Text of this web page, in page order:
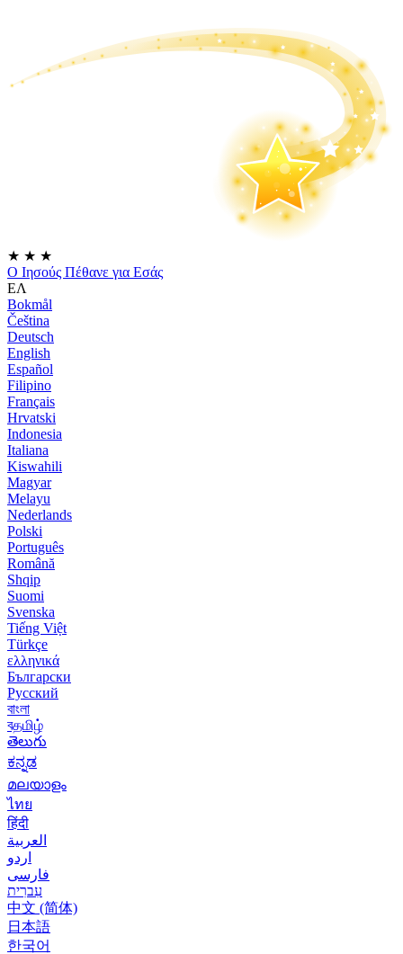
★ ★ ★
Ο Ιησούς Πέθανε για Εσάς
ΕΛ
Bokmål
Čeština
Deutsch
English
Español
Filipino
Français
Hrvatski
Indonesia
Italiana
Kiswahili
Magyar
Melayu
Nederlands
Polski
Português
Română
Shqip
Suomi
Svenska
Tiếng Việt
Türkçe
ελληνικά
Български
Русский
বাংলা
বதமிழ்
తెలుగు
ಕನ್ನಡ
മലയാളം
ไทย
हिंदी
العربية
اردو
فارسی
עִברִית
中文 (简体)
日本語
한국어